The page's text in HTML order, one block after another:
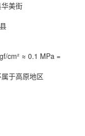
美街
cm² ≈ 0.1 MPa =
于高原地区